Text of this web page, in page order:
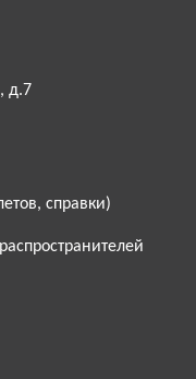
д.7
справки)